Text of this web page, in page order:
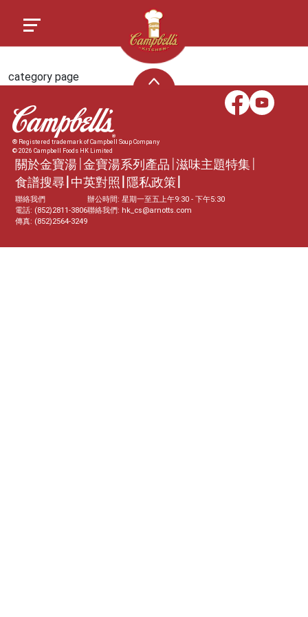
category page
® Registered trademark of Campbell Soup Company
© 2026 Campbell Foods HK Limited
聯絡我們
電話: (852)2811-3806
傳真: (852)2564-3249
辦公時間: 星期一至五上午9:30 - 下午5:30
聯絡我們: hk_cs@arnotts.com
關於金寶湯 金寶湯系列產品 滋味主題特集
食譜搜尋 中英對照 隱私政策